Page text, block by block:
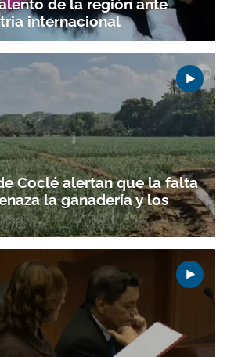
suscribirte a nuestro boletín.
de la región ante
internacional
Coclé alertan que la falta
la ganadería y los